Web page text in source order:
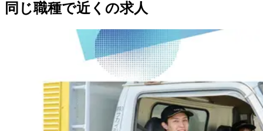
同じ職種で近くの求人